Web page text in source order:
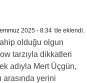
2025 - 8:34 'de eklendi.
olduğu olgun
tarzıyla dikkatleri
adıyla Mert Üçgün,
arasında yerini